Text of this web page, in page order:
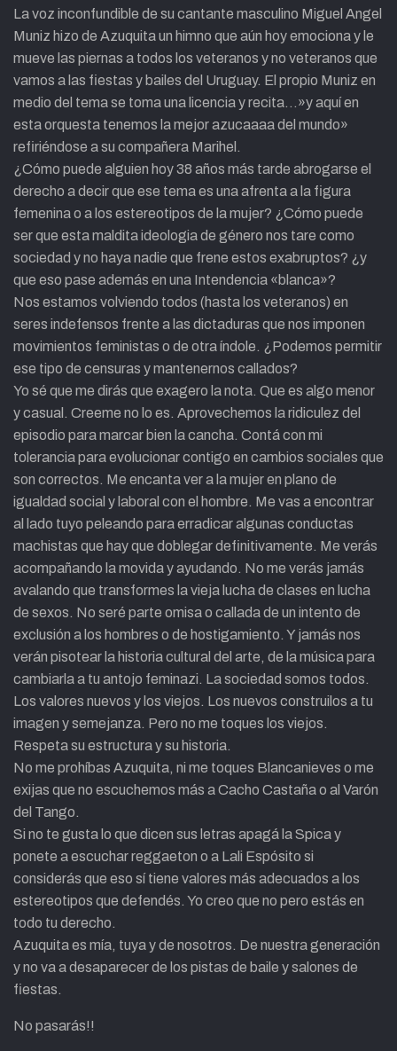
La voz inconfundible de su cantante masculino Miguel Angel
Muniz hizo de Azuquita un himno que aún hoy emociona y le
mueve las piernas a todos los veteranos y no veteranos que
vamos a las fiestas y bailes del Uruguay. El propio Muniz en
medio del tema se toma una licencia y recita…»y aquí en
esta orquesta tenemos la mejor azucaaaa del mundo»
refiriéndose a su compañera Marihel.
¿Cómo puede alguien hoy 38 años más tarde abrogarse el
derecho a decir que ese tema es una afrenta a la figura
femenina o a los estereotipos de la mujer? ¿Cómo puede
ser que esta maldita ideologia de género nos tare como
sociedad y no haya nadie que frene estos exabruptos? ¿y
que eso pase además en una Intendencia «blanca»?
Nos estamos volviendo todos (hasta los veteranos) en
seres indefensos frente a las dictaduras que nos imponen
movimientos feministas o de otra índole. ¿Podemos permitir
ese tipo de censuras y mantenernos callados?
Yo sé que me dirás que exagero la nota. Que es algo menor
y casual. Creeme no lo es. Aprovechemos la ridiculez del
episodio para marcar bien la cancha. Contá con mi
tolerancia para evolucionar contigo en cambios sociales que
son correctos. Me encanta ver a la mujer en plano de
igualdad social y laboral con el hombre. Me vas a encontrar
al lado tuyo peleando para erradicar algunas conductas
machistas que hay que doblegar definitivamente. Me verás
acompañando la movida y ayudando. No me verás jamás
avalando que transformes la vieja lucha de clases en lucha
de sexos. No seré parte omisa o callada de un intento de
exclusión a los hombres o de hostigamiento. Y jamás nos
verán pisotear la historia cultural del arte, de la música para
cambiarla a tu antojo feminazi. La sociedad somos todos.
Los valores nuevos y los viejos. Los nuevos construilos a tu
imagen y semejanza. Pero no me toques los viejos.
Respeta su estructura y su historia.
No me prohíbas Azuquita, ni me toques Blancanieves o me
exijas que no escuchemos más a Cacho Castaña o al Varón
del Tango.
Si no te gusta lo que dicen sus letras apagá la Spica y
ponete a escuchar reggaeton o a Lali Espósito si
considerás que eso sí tiene valores más adecuados a los
estereotipos que defendés. Yo creo que no pero estás en
todo tu derecho.
Azuquita es mía, tuya y de nosotros. De nuestra generación
y no va a desaparecer de los pistas de baile y salones de
fiestas.
No pasarás!!